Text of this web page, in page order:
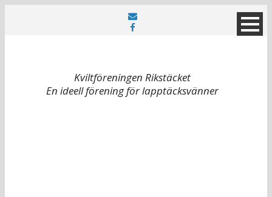
Kviltföreningen Rikstäcket
En ideell förening för lapptäcksvänner